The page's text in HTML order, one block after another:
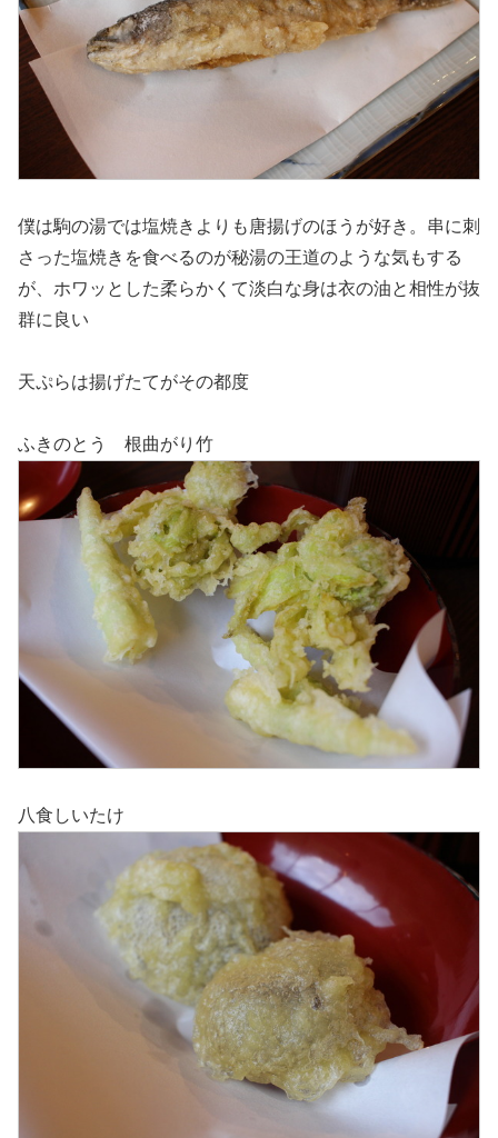
僕は駒の湯では塩焼きよりも唐揚げのほうが好き。串に刺
さった塩焼きを食べるのが秘湯の王道のような気もする
が、ホワッとした柔らかくて淡白な身は衣の油と相性が抜
群に良い
天ぷらは揚げたてがその都度
ふきのとう 根曲がり竹
八食しいたけ